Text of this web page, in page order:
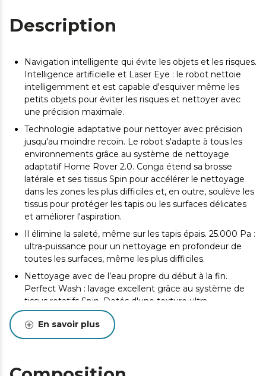
Description
Navigation intelligente qui évite les objets et les risques.
Intelligence artificielle et Laser Eye : le robot nettoie
intelligemment et est capable d'esquiver même les
petits objets pour éviter les risques et nettoyer avec
une précision maximale.
Technologie adaptative pour nettoyer avec précision
jusqu'au moindre recoin. Le robot s'adapte à tous les
environnements grâce au système de nettoyage
adaptatif Home Rover 2.0. Conga étend sa brosse
latérale et ses tissus Spin pour accélérer le nettoyage
dans les zones les plus difficiles et, en outre, soulève les
tissus pour protéger les tapis ou les surfaces délicates
et améliorer l'aspiration.
Il élimine la saleté, même sur les tapis épais. 25.000 Pa :
ultra-puissance pour un nettoyage en profondeur de
toutes les surfaces, même les plus difficiles.
Nettoyage avec de l’eau propre du début à la fin.
Perfect Wash : lavage excellent grâce au système de
tissus rotatifs Spin. Dotés d'une texture ultra-
absorbante, ils nettoient à haute vitesse et restent
constamment humides pour éliminer même les taches
incrustées les plus tenaces.
All-in Home Soap Disinfection qui vide le réservoir de
En savoir plus